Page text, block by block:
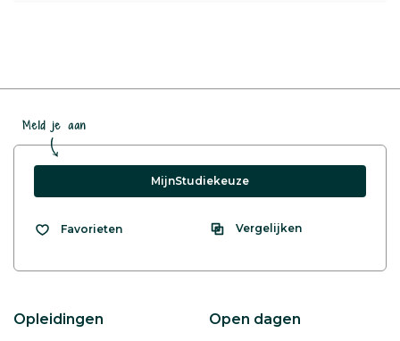
Meld je aan
MijnStudiekeuze
Favorieten Vergelijken
Opleidingen Open dagen